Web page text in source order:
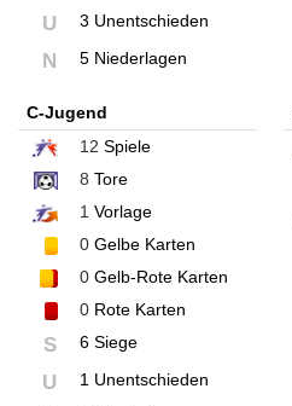
U 3 Unentschieden
N 5 Niederlagen
C-Jugend
12 Spiele
8 Tore
1 Vorlage
0 Gelbe Karten
0 Gelb-Rote Karten
0 Rote Karten
S 6 Siege
U 1 Unentschieden